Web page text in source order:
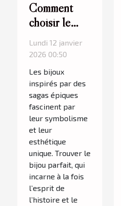
Comment
choisir le
meilleur bijou
inspiré par
une saga
épique ?
Lundi 12 janvier
2026 00:50
Les bijoux
inspirés par des
sagas épiques
fascinent par
leur symbolisme
et leur
esthétique
unique. Trouver le
bijou parfait, qui
incarne à la fois
l’esprit de
l’histoire et le